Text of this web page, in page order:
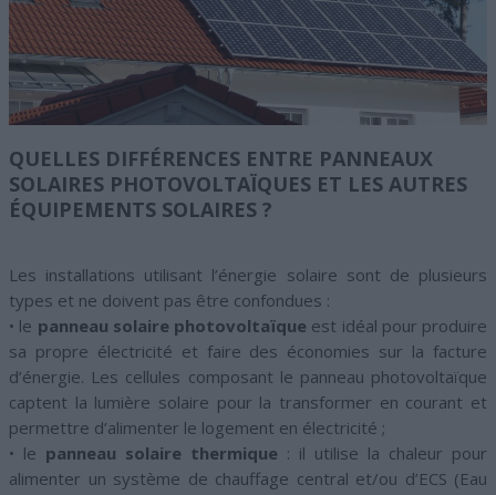
QUELLES DIFFÉRENCES ENTRE PANNEAUX
SOLAIRES PHOTOVOLTAÏQUES ET LES AUTRES
ÉQUIPEMENTS SOLAIRES ?
Les installations utilisant l’énergie solaire sont de plusieurs
types et ne doivent pas être confondues :
• le panneau solaire photovoltaïque est idéal pour produire
sa propre électricité et faire des économies sur la facture
d’énergie. Les cellules composant le panneau photovoltaïque
captent la lumière solaire pour la transformer en courant et
permettre d’alimenter le logement en électricité ;
• le panneau solaire thermique : il utilise la chaleur pour
alimenter un système de chauffage central et/ou d’ECS (Eau